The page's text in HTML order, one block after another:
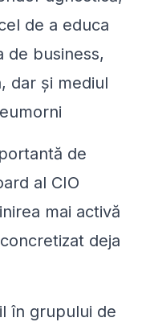
de a educa
de business,
dar și mediul
de
al CIO
mai activă
deja
în grupului de